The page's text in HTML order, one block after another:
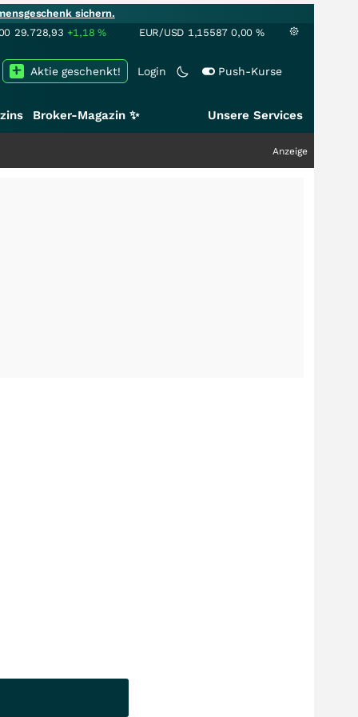
sichern.
29.728,93 +1,18% EUR/USD 1,15587 0,00 %
Login Push-Kurse
Aktie geschenkt!
Broker-Magazin ✨ Unsere Services
Anzeige